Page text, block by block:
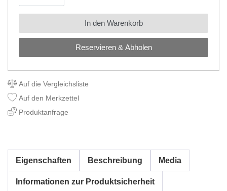
Reservieren & Abholen
In den Warenkorb
Auf die Vergleichsliste
Auf den Merkzettel
Produktanfrage
Eigenschaften Beschreibung Media
Informationen zur Produktsicherheit